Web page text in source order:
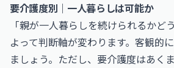
要介護度別｜一人暮らしは可能か
「親が一人暮らしを続けられるかど
よって判断軸が変わります。客観的
ましょう。ただし、要介護度はあく